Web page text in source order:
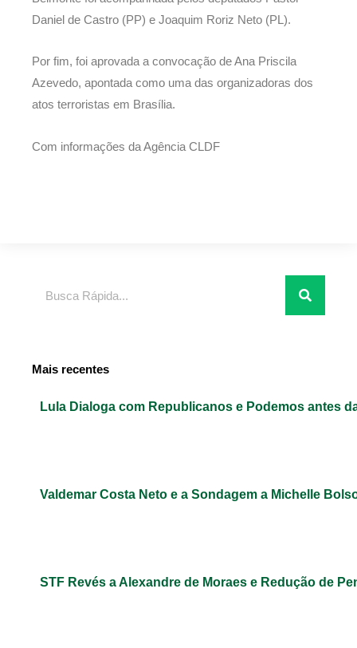
Daniel de Castro (PP) e Joaquim Roriz Neto (PL).
Por fim, foi aprovada a convocação de Ana Priscila
Azevedo, apontada como uma das organizadoras dos
atos terroristas em Brasília.
Com informações da Agência CLDF
Mais recentes
Lula Dialoga com Republicanos e Podemos antes
Valdemar Costa Neto e a Sondagem a Michelle
STF Revés a Alexandre de Moraes e Redução de